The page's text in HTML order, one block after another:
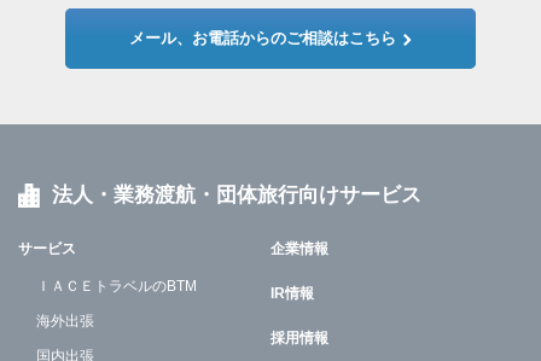
メール、お電話からのご相談はこちら
法人・業務渡航・団体旅行向けサービス
サービス
ＩＡＣＥトラベルのBTM
海外出張
国内出張
企業情報
IR情報
採用情報